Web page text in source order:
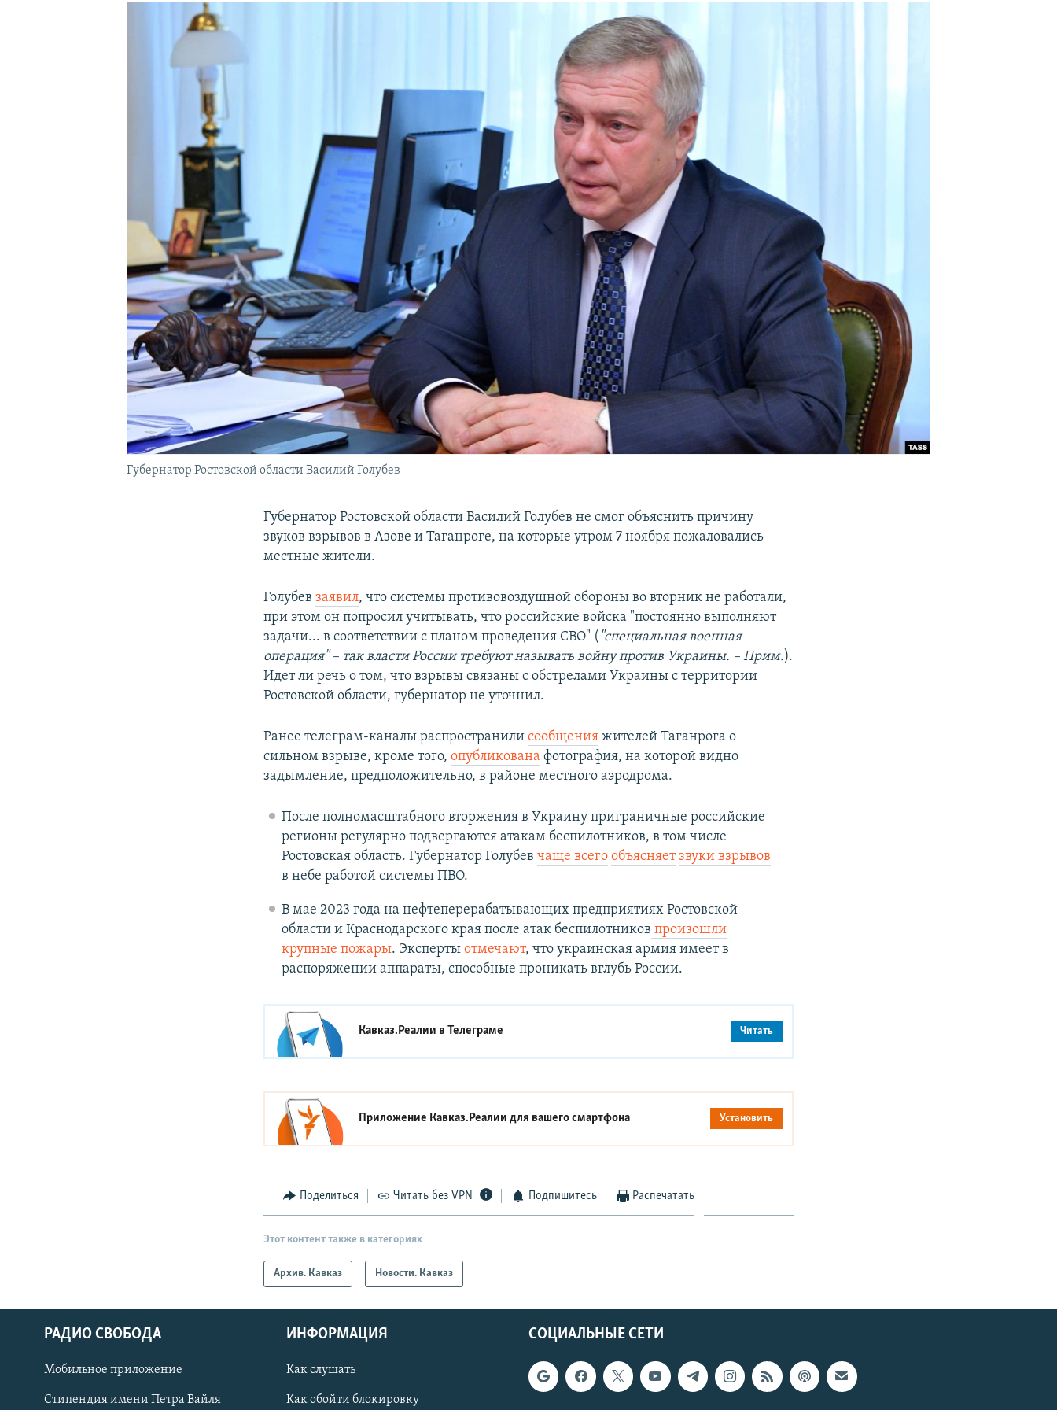
ПОДПИШИТЕСЬ НА РАССЫЛКУ
СОЦИАЛЬНЫЕ СЕТИ
Губернатор Ростовской области Василий Голубев
Губернатор Ростовской области Василий Голубев не смог объяснить причину
звуков взрывов в Азове и Таганроге, на которые утром 7 ноября пожаловались
местные жители.
Голубевзаявил, что системы противовоздушной обороны во вторник не работали,
при этом он попросил учитывать, что российские войска "постоянно выполняют
задачи... в соответствии с планом проведения СВО" ( "специальная военная
операция" – так власти России требуют называть войну против Украины. – Прим.).
Идет ли речь о том, что взрывы связаны с обстрелами Украины с территории
Ростовской области, губернатор не уточнил.
Ранее телеграм-каналы распространилисообщения жителей Таганрога о
сильном взрыве, кроме того,опубликована фотография, на которой видно
задымление, предположительно, в районе местного аэродрома.
После полномасштабного вторжения в Украину приграничные российские
регионы регулярно подвергаются атакам беспилотников, в том числе
Ростовская область. Губернатор Голубев чаще всего объясняет звуки взрывов
в небе работой системы ПВО.
В мае 2023 года на нефтеперерабатывающих предприятиях Ростовской
области и Краснодарского края после атак беспилотников произошли
крупные пожары. Экспертыотмечают, что украинская армия имеет в
распоряжении аппараты, способные проникать вглубь России.
Кавказ.Реалии вТелеграме Читать
Приложение Кавказ.Реалии для вашего смартфона Установить
Поделиться Читать без VPN Подпишитесь Распечатать
Этот контент также в категориях
Архив. Кавказ Новости. Кавказ
СОЦИАЛЬНЫЕ СЕТИ
РАДИО СВОБОДА
Мобильное приложение
Стипендия имени Петра Вайля
ИНФОРМАЦИЯ
Как слушать
Как обойти блокировку